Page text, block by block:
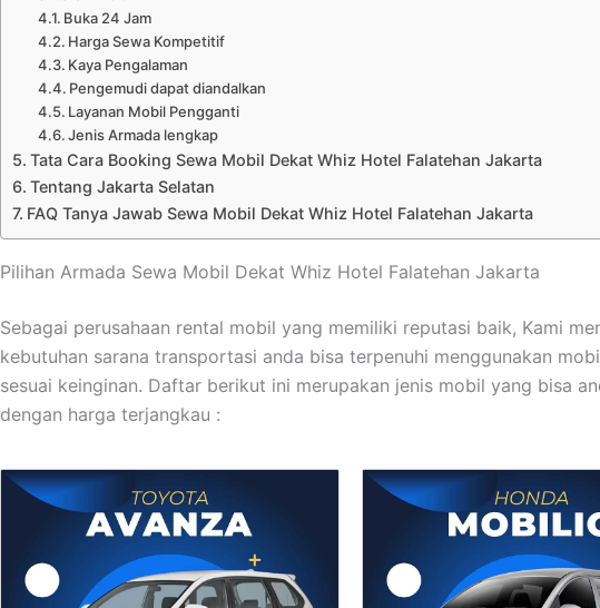
Buka 24 Jam
Harga Sewa Kompetitif
Kaya Pengalaman
Pengemudi dapat diandalkan
Layanan Mobil Pengganti
Jenis Armada lengkap
Tata Cara Booking Sewa Mobil Dekat Whiz Hotel Falatehan Jakarta
Tentang Jakarta Selatan
FAQ Tanya Jawab Sewa Mobil Dekat Whiz Hotel Falatehan Jakarta
Pilihan Armada Sewa Mobil Dekat Whiz Hotel Falatehan Jakarta
Sebagai perusahaan rental mobil yang memiliki reputasi baik, Kami
kebutuhan sarana transportasi anda bisa terpenuhi menggunakan
sesuai keinginan. Daftar berikut ini merupakan jenis mobil yang bisa
dengan harga terjangkau :